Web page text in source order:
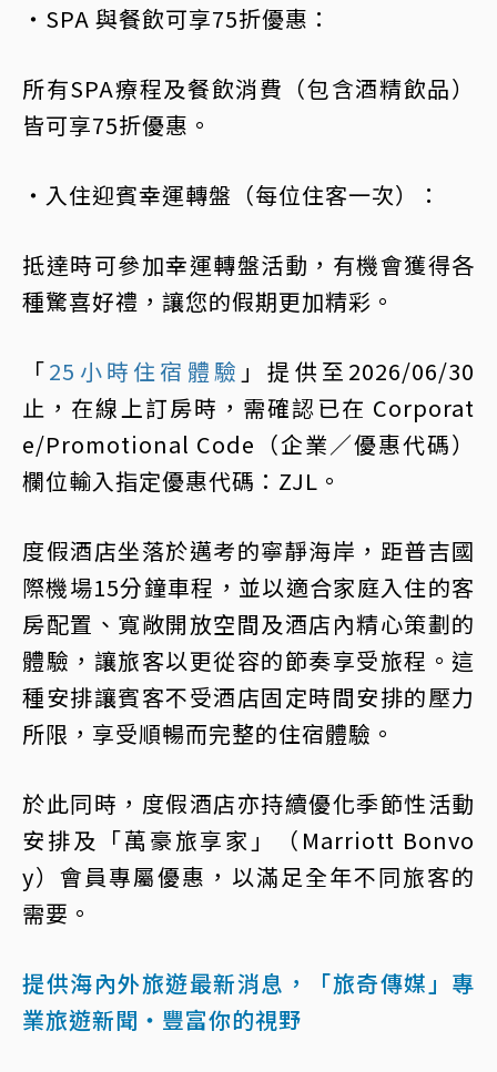
・SPA 與餐飲可享75折優惠：
所有SPA療程及餐飲消費（包含酒精飲品）
皆可享75折優惠。
・入住迎賓幸運轉盤（每位住客一次）：
抵達時可參加幸運轉盤活動，有機會獲得各
種驚喜好禮，讓您的假期更加精彩。
「25小時住宿體驗 」提供至2026/06/30
止，在線上訂房時，需確認已在 Corporat
e/Promotional Code（企業／優惠代碼）
欄位輸入指定優惠代碼：ZJL。
度假酒店坐落於邁考的寧靜海岸，距普吉國
際機場15分鐘車程，並以適合家庭入住的客
房配置、寬敞開放空間及酒店內精心策劃的
體驗，讓旅客以更從容的節奏享受旅程。這
種安排讓賓客不受酒店固定時間安排的壓力
所限，享受順暢而完整的住宿體驗。
於此同時，度假酒店亦持續優化季節性活動
安排及「萬豪旅享家」（Marriott Bonvo
y）會員專屬優惠，以滿足全年不同旅客的
需要。
提供海內外旅遊最新消息，「旅奇傳媒」專
業旅遊新聞‧豐富你的視野